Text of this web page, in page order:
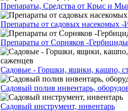
Препараты, Средства от Крыс и
Препараты от садовых насекомых
Препараты от Сорняков -Гербициды
Садовые - Горшки, ящики, кашпо,
Садовый полив инвентарь,
Садовый инструмент, инвентарь